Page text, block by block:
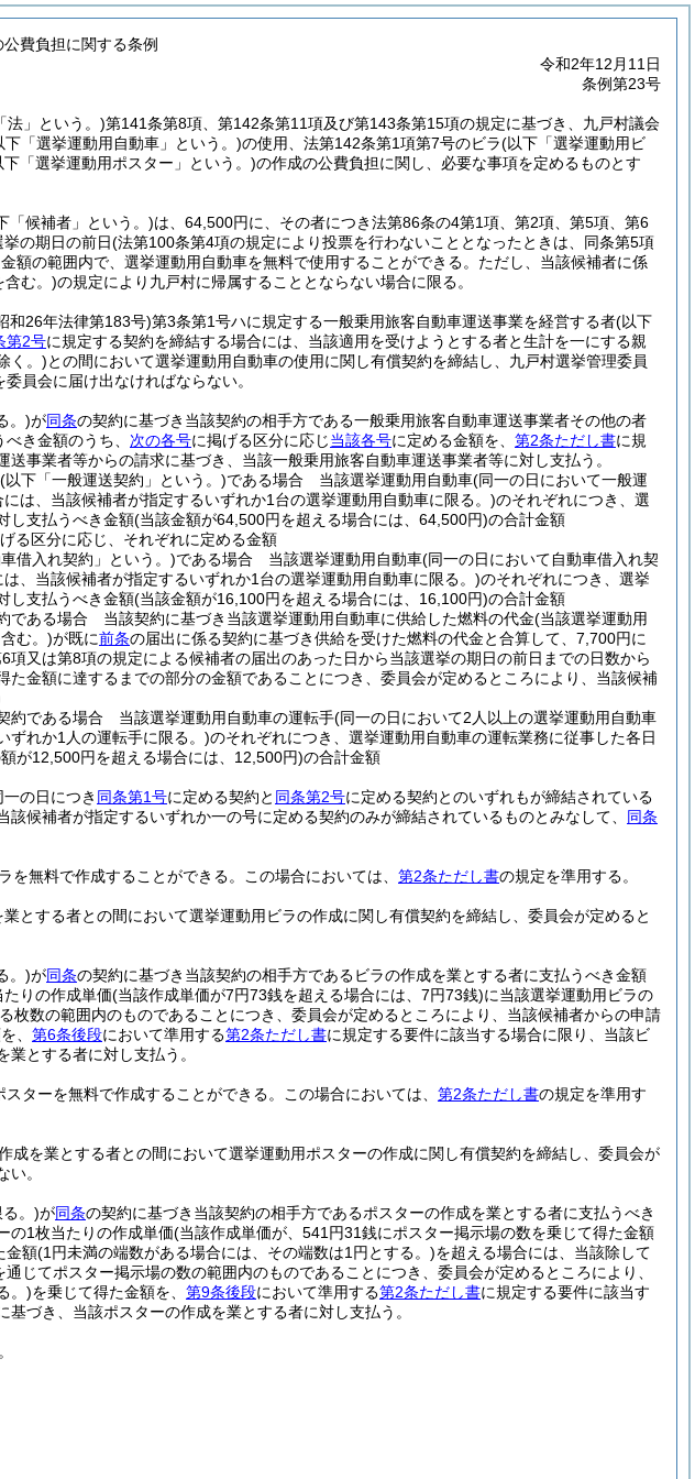
費負担に関する条例
令和2年12月11日
条例第23号
法」という。)第141条第8項、第142条第11項及び第143条第15項の規定に基づき、九戸村議会
下「選挙運動用自動車」という。)の使用、法第142条第1項第7号のビラ(以下「選挙運動用ビ
下「選挙運動用ポスター」という。)の作成の公費負担に関し、必要な事項を定めるものとす
「候補者」という。)は、64,500円に、その者につき法第86条の4第1項、第2項、第5項、第6
の期日の前日(法第100条第4項の規定により投票を行わないこととなったときは、同条第5項
額の範囲内で、選挙運動用自動車を無料で使用することができる。 ただし、当該候補者に係
含む。)の規定により九戸村に帰属することとならない場合に限る。
和26年法律第183号)第3条第1号ハに規定する一般乗用旅客自動車運送事業を経営する者(以下
第2号に規定する契約を締結する場合には、当該適用を受けようとする者と生計を一にする親
く。)との間において選挙運動用自動車の使用に関し有償契約を締結し、九戸村選挙管理委員
員会に届け出なければならない。
。)が同条の契約に基づき当該契約の相手方である一般乗用旅客自動車運送事業者その他の者
べき金額のうち、 次の各号に掲げる区分に応じ当該各号に定める金額を、 第2条ただし書に規
事業者等からの請求に基づき、当該一般乗用旅客自動車運送事業者等に対し支払う。
(以下「一般運送契約」という。)である場合 当該選挙運動用自動車(同一の日において一般運
は、当該候補者が指定するいずれか1台の選挙運動用自動車に限る。)のそれぞれにつき、選
し支払うべき金額(当該金額が64,500円を超える場合には、64,500円)の合計金額
る区分に応じ、それぞれに定める金額
借入れ契約」という。)である場合 当該選挙運動用自動車(同一の日において自動車借入れ契
、当該候補者が指定するいずれか1台の選挙運動用自動車に限る。)のそれぞれにつき、選挙
し支払うべき金額(当該金額が16,100円を超える場合には、16,100円)の合計金額
である場合 当該契約に基づき当該選挙運動用自動車に供給した燃料の代金(当該選挙運動用
む。)が既に前条の届出に係る契約に基づき供給を受けた燃料の代金と合算して、7,700円に
又は第8項の規定による候補者の届出のあった日から当該選挙の期日の前日までの日数から
金額に達するまでの部分の金額であることにつき、委員会が定めるところにより、当該候補
約である場合 当該選挙運動用自動車の運転手(同一の日において2人以上の選挙運動用自動車
ずれか1人の運転手に限る。)のそれぞれにつき、選挙運動用自動車の運転業務に従事した各日
が12,500円を超える場合には、12,500円)の合計金額
の日につき 同条第1号に定める契約と 同条第2号に定める契約とのいずれもが締結されている
候補者が指定するいずれか一の号に定める契約のみが締結されているものとみなして、 同条
を無料で作成することができる。 この場合においては、 第2条ただし書の規定を準用する。
とする者との間において選挙運動用ビラの作成に関し有償契約を締結し、委員会が定めると
。)が同条の契約に基づき当該契約の相手方であるビラの作成を業とする者に支払うべき金額
りの作成単価(当該作成単価が7円73銭を超える場合には、7円73銭)に当該選挙運動用ビラの
枚数の範囲内のものであることにつき、委員会が定めるところにより、当該候補者からの申請
、 第6条後段において準用する第2条ただし書に規定する要件に該当する場合に限り、当該ビ
とする者に対し支払う。
ターを無料で作成することができる。 この場合においては、 第2条ただし書の規定を準用す
成を業とする者との間において選挙運動用ポスターの作成に関し有償契約を締結し、委員会が
。
。)が同条の契約に基づき当該契約の相手方であるポスターの作成を業とする者に支払うべき
の1枚当たりの作成単価(当該作成単価が、541円31銭にポスター掲示場の数を乗じて得た金額
金額(1円未満の端数がある場合には、その端数は1円とする。)を超える場合には、当該除して
通じてポスター掲示場の数の範囲内のものであることにつき、委員会が定めるところにより、
。)を乗じて得た金額を、 第9条後段において準用する第2条ただし書に規定する要件に該当す
づき、当該ポスターの作成を業とする者に対し支払う。